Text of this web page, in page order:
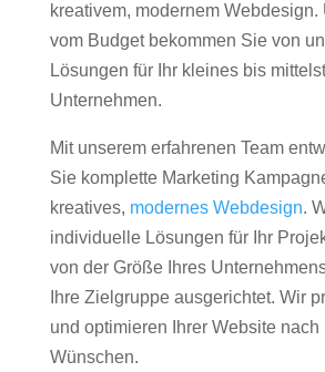
kreativem, modernem Webdesign.
vom Budget bekommen Sie von
Lösungen für Ihr kleines bis
Unternehmen.
Mit unserem erfahrenen Team
Sie komplette Marketing
kreatives, modernes Webdesign.
individuelle Lösungen für Ihr
von der Größe Ihres
Ihre Zielgruppe ausgerichtet. Wir
und optimieren Ihrer Website nach
Wünschen.